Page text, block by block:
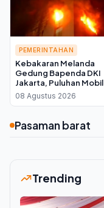
PEMERINTAHAN
Kebakaran Melanda
Gedung Bapenda DKI
Jakarta, Puluhan Mobil
Damkar Dikerahkan ke
Lokasi
08 Agustus 2026
Pasaman barat
Trending